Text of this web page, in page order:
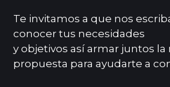
Te invitamos a que nos
conocer tus necesidades
y objetivos así armar juntos la
propuesta para ayudarte a